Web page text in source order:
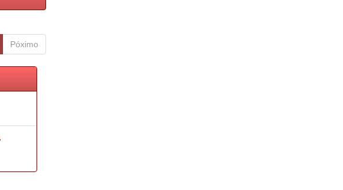
Póximo